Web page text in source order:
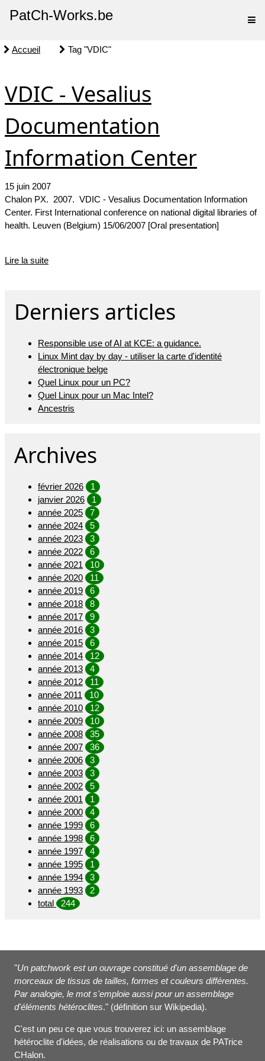
PatCh-Works.be
Accueil Tag "VDIC"
VDIC - Vesalius
Documentation
Information Center
15 juin 2007
Chalon PX. 2007. VDIC - Vesalius Documentation Information
Center. First International conference on national digital libraries of
health. Leuven (Belgium) 15/06/2007 [Oral presentation]
Lire la suite
Derniers articles
Responsible use of AI at KCE: a guidance.
Linux Mint day by day - utiliser la carte d'identité
électronique belge
Quel Linux pour un PC?
Quel Linux pour un Mac Intel?
Ancestris
Archives
février 2026
1
janvier 2026
1
année 2025
7
année 2024
5
année 2023
3
année 2022
6
année 2021
10
année 2020
11
année 2019
6
année 2018
8
année 2017
9
année 2016
3
année 2015
6
année 2014
12
année 2013
4
année 2012
11
année 2011
10
année 2010
12
année 2009
10
année 2008
35
année 2007
36
année 2006
3
année 2003
3
année 2002
5
année 2001
1
année 2000
4
année 1999
6
année 1998
6
année 1997
4
année 1995
1
année 1994
3
année 1993
2
total
244
"Un patchwork est un ouvrage constitué d'un assemblage de
morceaux de tissus de tailles, formes et couleurs différentes.
Par analogie, le mot s'emploie aussi pour un assemblage
d'éléments hétéroclites." (définition sur Wikipedia).
C'est un peu ce que vous trouverez ici: un assemblage
hétéroclite d'idées, de réalisations ou de travaux de PATrice
CHalon.